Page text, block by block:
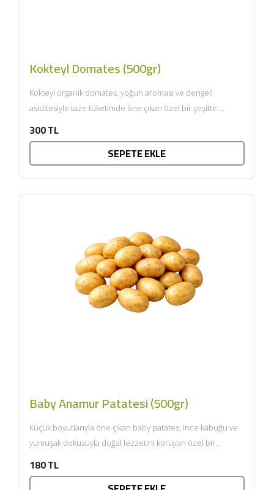
Kokteyl Domates (500gr)
Kokteyl organik domates, yoğun aroması ve dengeli
asiditesiyle taze tüketimde öne çıkan özel bir çeşittir.
300 TL
SEPETE EKLE
Baby Anamur Patatesi (500gr)
Küçük boyutlarıyla öne çıkan baby patates, ince kabuğu ve
yumuşak dokusuyla doğal lezzetini koruyan özel bir
180 TL